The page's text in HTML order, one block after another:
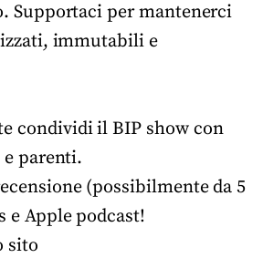
Supportaci per mantenerci
immutabili e
condividi il BIP show con
parenti.
(possibilmente da 5
e Apple podcast!
sito